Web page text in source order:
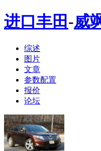
进口丰田 -威
综述
图片
文章
参数配置
报价
论坛